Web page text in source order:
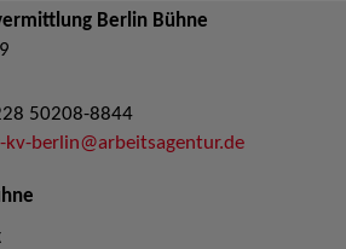
Berlin Bühne
50208-8844
kv-berlin@arbeitsagentur.de